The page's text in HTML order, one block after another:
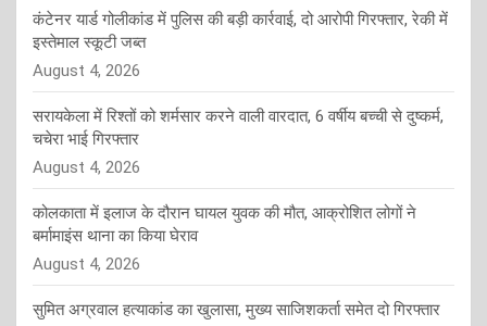
कंटेनर यार्ड गोलीकांड में पुलिस की बड़ी कार्रवाई, दो आरोपी गिरफ्तार, रेकी में
इस्तेमाल स्कूटी जब्त
August 4, 2026
सरायकेला में रिश्तों को शर्मसार करने वाली वारदात, 6 वर्षीय बच्ची से दुष्कर्म,
चचेरा भाई गिरफ्तार
August 4, 2026
कोलकाता में इलाज के दौरान घायल युवक की मौत, आक्रोशित लोगों ने
बर्मामाइंस थाना का किया घेराव
August 4, 2026
सुमित अग्रवाल हत्याकांड का खुलासा, मुख्य साजिशकर्ता समेत दो गिरफ्तार